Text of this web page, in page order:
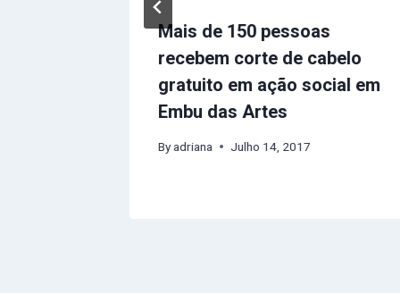
Mais de 150 pessoas
recebem corte de cabelo
gratuito em ação social em
Embu das Artes
Byadriana Julho 14, 2017